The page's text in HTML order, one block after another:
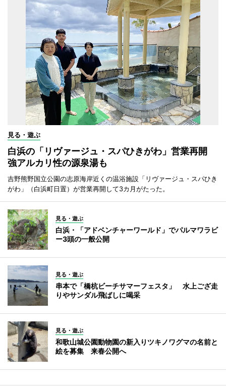
見る・遊ぶ
白浜の「リヴァージュ・スパひきがわ」営業再開
強アルカリ性の源泉湯も
吉野熊野国立公園の志原海岸近くの温浴施設「リヴァージュ・スパひき
がわ」（白浜町日置）が営業再開して3カ月がたった。
見る・遊ぶ
白浜・「アドベンチャーワールド」でパルマワラビ
ー3頭の一般公開
見る・遊ぶ
串本で「橋杭ビーチサマーフェスタ」 水上ござ走
りやサンダル飛ばしに喝采
見る・遊ぶ
和歌山城公園動物園の新入りツキノワグマの名前と
絵を募集 来春公開へ